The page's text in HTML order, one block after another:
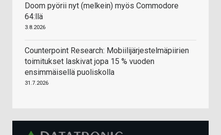
Doom pyörii nyt (melkein) myös Commodore
64:llä
3.8.2026
Counterpoint Research: Mobiilijärjestelmäpiirien
toimitukset laskivat jopa 15 % vuoden
ensimmäisellä puoliskolla
31.7.2026